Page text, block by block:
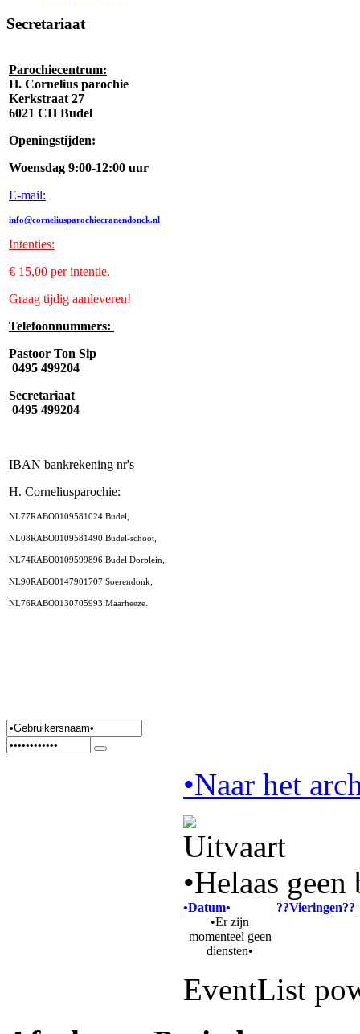
Secretariaat
Parochiecentrum:
H. Cornelius parochie
Kerkstraat 27
6021 CH Budel
Openingstijden:
Woensdag 9:00-12:00 uur
E-mail:
info@corneliusparochiecranendonck.nl
Intenties:
€ 15,00 per intentie.
Graag tijdig aanleveren!
Telefoonnummers:
Pastoor Ton Sip
0495 499204
Secretariaat
0495 499204
IBAN bankrekening nr's
H. Corneliusparochie:
NL77RABO0109581024 Budel,
NL08RABO0109581490 Budel-schoot,
NL74RABO0109599896 Budel Dorplein,
NL90RABO0147901707 Soerendonk,
NL76RABO0130705993 Maarheeze.
•Naar het
•Helaas
•Datum•
??Vieringen??
•Er zijn
momenteel geen
diensten•
EventList